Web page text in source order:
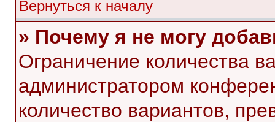
Вернуться к началу
» Почему я не могу
Ограничение количества
администратором
количество вариантов,